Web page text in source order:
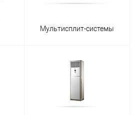
Мультисплит-системы